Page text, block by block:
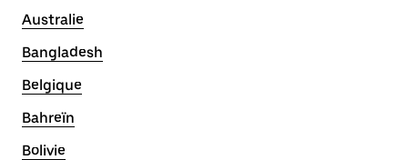
Australie
Bangladesh
Belgique
Bahreïn
Bolivie